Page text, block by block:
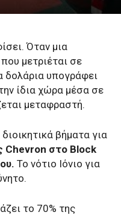
Όταν μια
μετριέται σε
δολάρια υπογράφει
ίδια χώρα μέσα σε
μεταφραστή.
βήματα για
Chevron στο Block
Το νότιο Ιόνιο για
το 70% της